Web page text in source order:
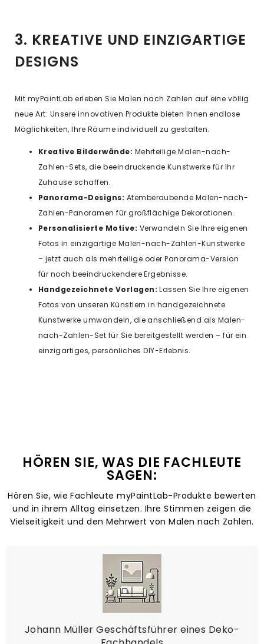
3. KREATIVE UND EINZIGARTIGE
DESIGNS
Mit myPaintLab erleben Sie Malen nach Zahlen auf eine völlig
neue Art: Unsere innovativen Produkte bieten Ihnen endlose
Möglichkeiten, Ihre Räume individuell zu gestalten.
Kreative Bilderwände: Mehrteilige Malen-nach-
Zahlen-Sets, die beeindruckende Kunstwerke für Ihr
Zuhause schaffen.
Panorama-Designs: Atemberaubende Malen-nach-
Zahlen-Panoramen für großflächige Dekorationen.
Personalisierte Motive: Verwandeln Sie Ihre eigenen
Fotos in einzigartige Malen-nach-Zahlen-Kunstwerke
– jetzt auch als mehrteilige oder Panorama-Version
für noch beeindruckendere Ergebnisse.
Handgezeichnete Vorlagen: Lassen Sie Ihre eigenen
Fotos von unseren Künstlern in handgezeichnete
Kunstwerke umwandeln, die anschließend als Malen-
nach-Zahlen-Set für Sie bereitgestellt werden – für ein
einzigartiges, persönliches DIY-Erlebnis.
HÖREN SIE, WAS DIE FACHLEUTE
SAGEN:
Hören Sie, wie Fachleute myPaintLab-Produkte bewerten
und in ihrem Alltag einsetzen. Ihre Stimmen zeigen die
Vielseitigkeit und den Mehrwert von Malen nach Zahlen.
Johann Müller Geschäftsführer eines Deko-